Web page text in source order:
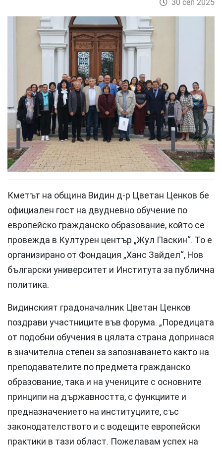
30 сеп 2025
Кметът на община Видин д-р Цветан Ценков бе
официален гост на двудневно обучение по
европейско гражданско образование, който се
провежда в Културен център „Жул Паскин“. То е
организирано от Фондация „Ханс Зайдел“, Нов
български университет и Института за публична
политика.
Видинският градоначалник Цветан Ценков
поздрави участниците във форума. „Поредицата
от подобни обучения в цялата страна допринася
в значителна степен за запознаването както на
преподавателите по предмета гражданско
образование, така и на учениците с основните
принципи на държавността, с функциите и
предназначението на институциите, със
законодателството и с водещите европейски
практики в тази област. Пожелавам успех на